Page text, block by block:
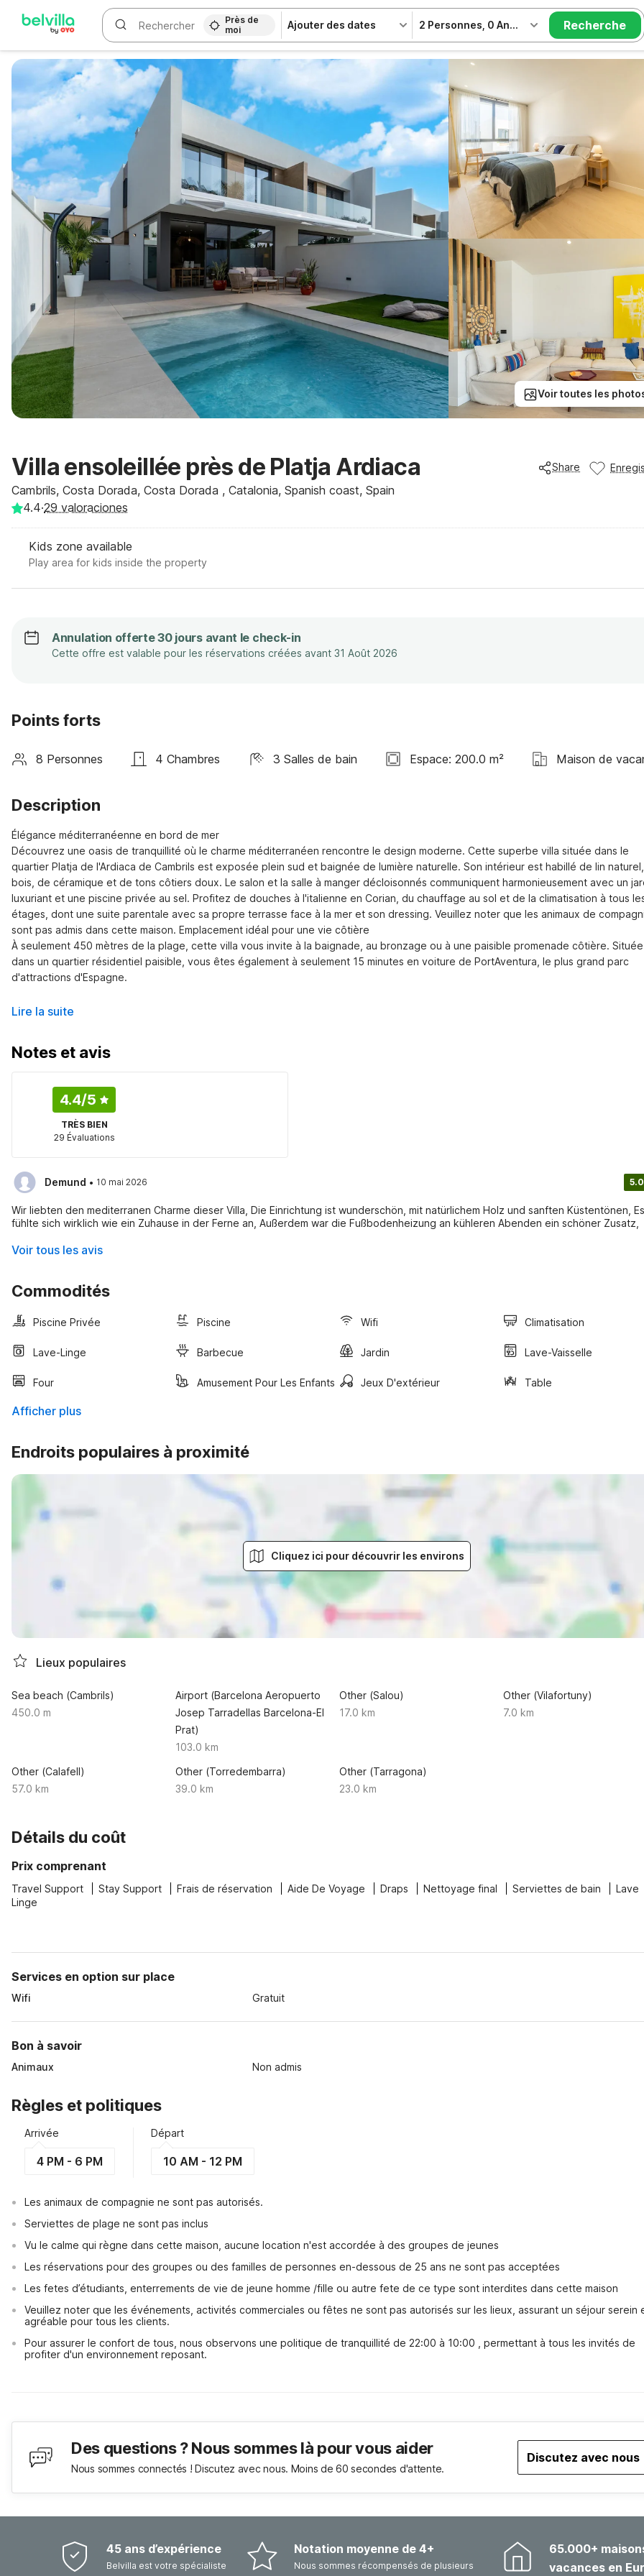
WIZARD MEMBER
Près de
moi
Ajouter des dates 2 Personnes 0 Animal Recherche
Voir toutes les
Villa ensoleillée près de Platja Ardiaca
Cambrils, Costa Dorada, Costa Dorada , Catalonia, Spanish coast, Spain
Share
4.4·29 valoraciones
Kids zone available
Play area for kids inside the property
Annulation offerte 30 jours avant le check-in
Cette offre est valable pour les réservations créées avant 31 Août 2026
Points forts
8 Personnes 4 Chambres 3 Salles de bain Espace: 200.0 m² Maison de
Description
Élégance méditerranéenne en bord de mer
Découvrez une oasis de tranquillité où le charme méditerranéen rencontre le design moderne. Cette superbe villa située dans le
quartier Platja de l'Ardiaca de Cambrils est exposée plein sud et baignée de lumière naturelle. Son intérieur est habillé de lin
bois, de céramique et de tons côtiers doux. Le salon et la salle à manger décloisonnés communiquent harmonieusement avec un
luxuriant et une piscine privée au sel. Profitez de douches à l'italienne en Corian, du chauffage au sol et de la climatisation à tous
étages, dont une suite parentale avec sa propre terrasse face à la mer et son dressing. Veuillez noter que les animaux de
sont pas admis dans cette maison. Emplacement idéal pour une vie côtière
À seulement 450 mètres de la plage, cette villa vous invite à la baignade, au bronzage ou à une paisible promenade côtière. Située
dans un quartier résidentiel paisible, vous êtes également à seulement 15 minutes en voiture de PortAventura, le plus grand parc
d'attractions d'Espagne.
Lire la suite
Notes et avis
4.4/5
TRÈS BIEN
29 Évaluations
Demund · 10 mai 2026 5.0
Wir liebten den mediterranen Charme dieser Villa, Die Einrichtung ist wunderschön, mit natürlichem Holz und sanften Küstentönen, Es
fühlte sich wirklich wie ein Zuhause in der Ferne an, Außerdem war die Fußbodenheizung an kühleren Abenden ein schöner Zusatz,
Voir tous les avis
Commodités
Piscine Privée Piscine Wifi Climatisation
Lave-Linge Barbecue Jardin Lave-Vaisselle
Four Amusement Pour Les Enfants Jeux D'extérieur Table
Afficher plus
Endroits populaires à proximité
Cliquez ici pour découvrir les environs
Lieux populaires
Sea beach (Cambrils)
450.0 m
Airport (Barcelona Aeropuerto
Josep Tarradellas Barcelona-El
Prat)
103.0 km
Other (Salou)
17.0 km
Other (Vilafortuny)
7.0 km
Other (Calafell)
57.0 km
Other (Torredembarra)
39.0 km
Other (Tarragona)
23.0 km
Détails du coût
Prix comprenant
Travel Support Stay Support Frais de réservation Aide De Voyage Draps Nettoyage final Serviettes de bain
Lave
Linge
Services en option sur place
Wifi Gratuit
Bon à savoir
Animaux Non admis
Règles et politiques
Arrivée
4 PM - 6 PM
Départ
10 AM - 12 PM
Les animaux de compagnie ne sont pas autorisés.
Serviettes de plage ne sont pas inclus
Vu le calme qui règne dans cette maison, aucune location n'est accordée à des groupes de jeunes
Les réservations pour des groupes ou des familles de personnes en-dessous de 25 ans ne sont pas acceptées
Les fetes d’étudiants, enterrements de vie de jeune homme /fille ou autre fete de ce type sont interdites dans cette maison
Veuillez noter que les événements, activités commerciales ou fêtes ne sont pas autorisés sur les lieux, assurant un séjour serein
agréable pour tous les clients.
Pour assurer le confort de tous, nous observons une politique de tranquillité de 22:00 à 10:00 , permettant à tous les invités de
profiter d'un environnement reposant.
Des questions ? Nous sommes là pour vous aider
Nous sommes connectés ! Discutez avec nous. Moins de 60 secondes d'attente.
Discutez avec nous
45 ans d’expérience
Belvilla est votre spécialiste
Notation moyenne de 4+
Nous sommes récompensés de plusieurs
65.000+
vacances en